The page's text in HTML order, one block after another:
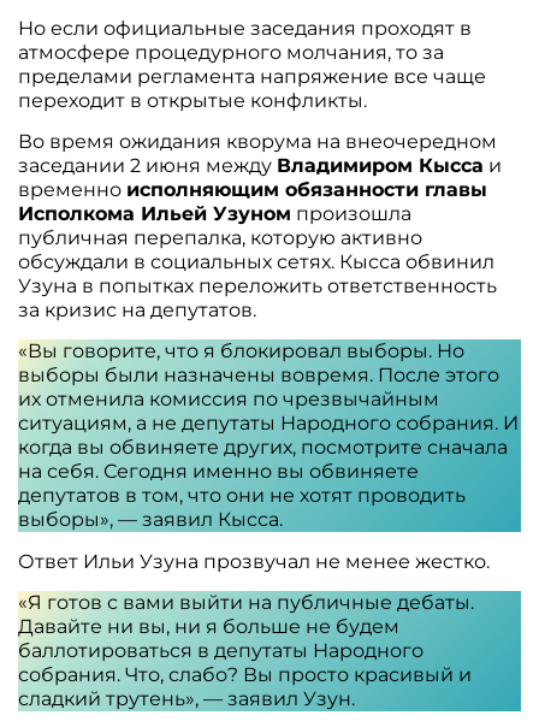
Но если официальные заседания проходят в
атмосфере процедурного молчания, то за
пределами регламента напряжение все чаще
переходит в открытые конфликты.
Во время ожидания кворума на внеочередном
заседании 2 июня между Владимиром Кысса и
временно исполняющим обязанности главы
Исполкома Ильей Узуном произошла
публичная перепалка, которую активно
обсуждали в социальных сетях. Кысса обвинил
Узуна в попытках переложить ответственность
за кризис на депутатов.
«Вы говорите, что я блокировал выборы. Но
выборы были назначены вовремя. После этого
их отменила комиссия по чрезвычайным
ситуациям, а не депутаты Народного собрания. И
когда вы обвиняете других, посмотрите сначала
на себя. Сегодня именно вы обвиняете
депутатов в том, что они не хотят проводить
выборы», — заявил Кысса.
Ответ Ильи Узуна прозвучал не менее жестко.
«Я готов с вами выйти на публичные дебаты.
Давайте ни вы, ни я больше не будем
баллотироваться в депутаты Народного
собрания. Что, слабо? Вы просто красивый и
сладкий трутень», — заявил Узун.